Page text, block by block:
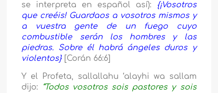
se interpreta en español así):
{¡Vosotros
que creéis! Guardaos a vosotros mismos y
a vuestra gente de un fuego cuyo
combustible serán los hombres y las
piedras. Sobre él habrá ángeles duros y
violentos}[Corán 66:6]
Y el Profeta, sallallahu ‘alayhi wa sallam
dijo:
“Todos vosotros sois pastores y sois